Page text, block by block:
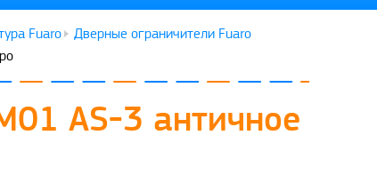
Fuaro
Дверные ограничители Fuaro
AS-3 античное